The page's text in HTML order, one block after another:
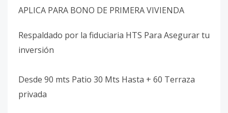
APLICA PARA BONO DE PRIMERA VIVIENDA
Respaldado por la fiduciaria HTS Para Asegurar tu
inversión
Desde 90 mts Patio 30 Mts Hasta + 60 Terraza
privada